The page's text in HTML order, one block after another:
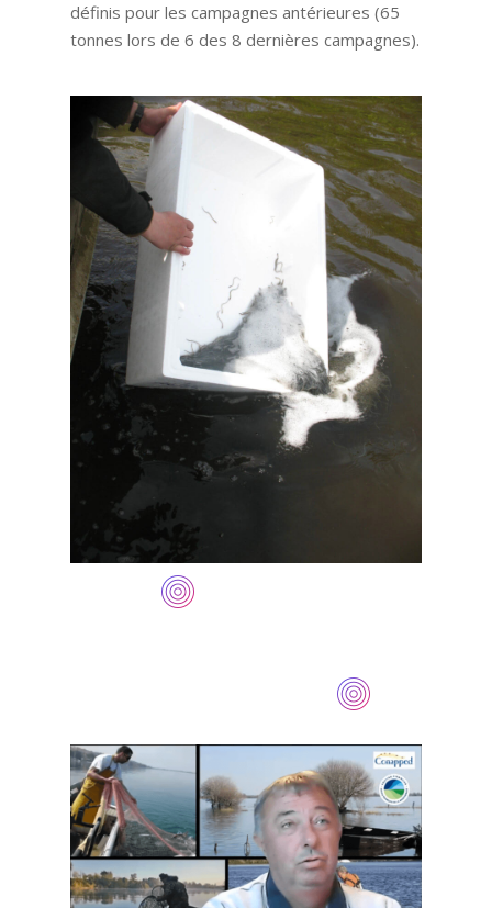
définis pour les campagnes antérieures (65
tonnes lors de 6 des 8 dernières campagnes).